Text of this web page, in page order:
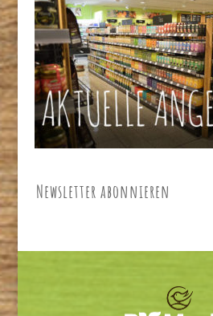
Newsletter abonnieren